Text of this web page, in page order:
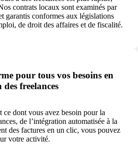
contrats locaux sont examinés par
garantis conformes aux législations
de droit des affaires et de fiscalité.
pour tous vos besoins en
freelances
ce dont vous avez besoin pour la
de l’intégration automatisée à la
des factures en un clic, vous pouvez
votre activité.